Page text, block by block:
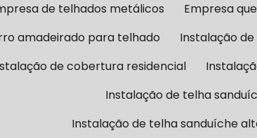
de telhados metálicos
Empresa
amadeirado para telhado
Instalação
de cobertura residencial
Instalação de telha
Instalação de telha sanduíche